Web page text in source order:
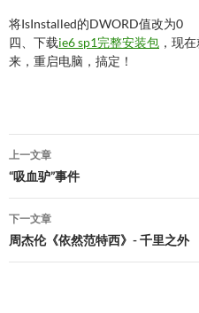
将IsInstalled的DWORD值改为0
四、下载ie6 sp1完整安装包 ，现
来，重启电脑，搞定！
文
章
导
航
上一文章
“吸血驴”事件
下一文章
周杰伦《依然范特西》- 千里之外